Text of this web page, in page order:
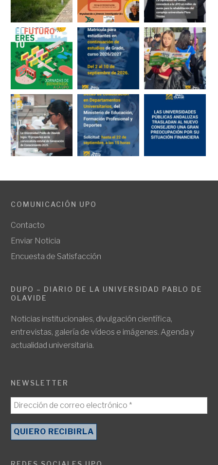
COMUNICACIÓN UPO
Contacto
Enviar Noticia
Encuesta de Satisfacción
DUPO – DIARIO DE LA UNIVERSIDAD PABLO DE
OLAVIDE
Noticias institucionales, divulgación científica,
entrevistas, galería de vídeos e imágenes. Agenda y
actualidad universitaria.
NEWSLETTER